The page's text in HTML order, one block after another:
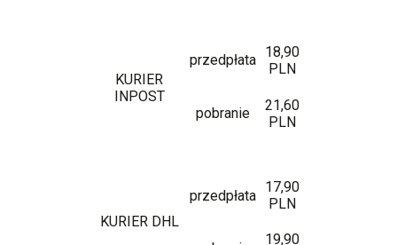
KURIER
INPOST
przedpłata
18,90
PLN
pobranie
21,60
PLN
KURIER DHL
przedpłata
17,90
PLN
19,90